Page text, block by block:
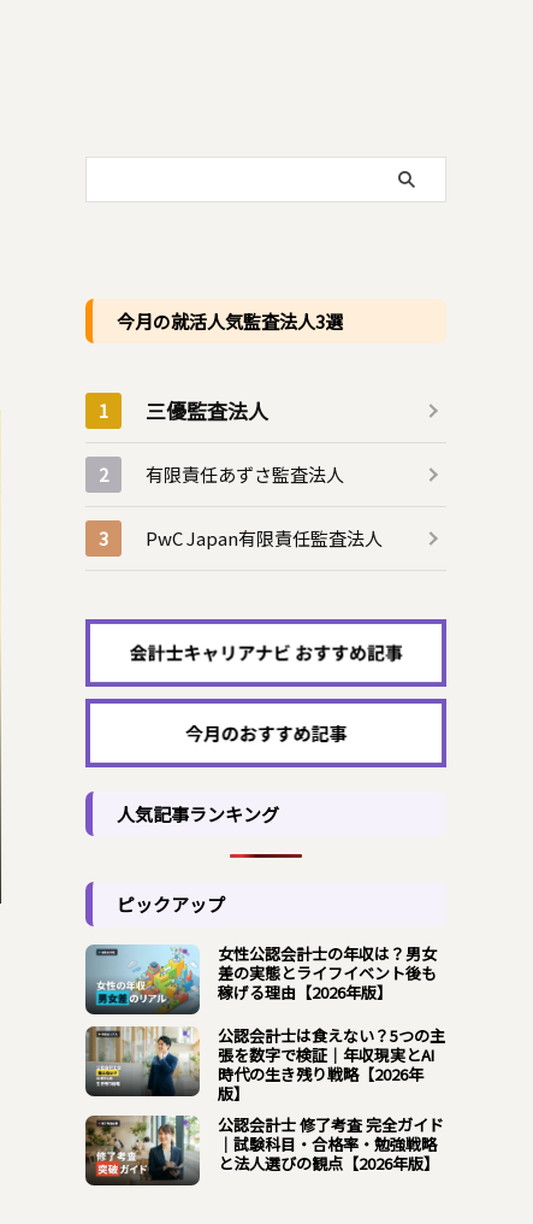
今月の就活人気監査法人3選
三優監査法人
有限責任あずさ監査法人
PwC Japan有限責任監査法人
人気記事ランキング
ピックアップ
女性公認会計士の年収は？男女
差の実態とライフイベント後も
稼げる理由【2026年版】
公認会計士は食えない？5つの主
張を数字で検証｜年収現実とAI
時代の生き残り戦略【2026年
版】
公認会計士 修了考査 完全ガイド
｜試験科目・合格率・勉強戦略
と法人選びの観点【2026年版】